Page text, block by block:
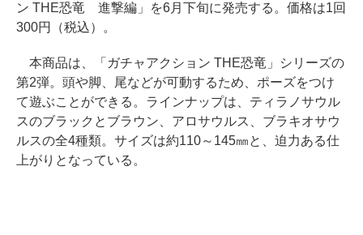
ン THE恐竜 進撃編」を6月下旬に発売する。価格は1回
300円（税込）。
本商品は、「ガチャアクション THE恐竜」シリーズの
第2弾。頭や脚、尾などが可動するため、ポーズをつけ
て遊ぶことができる。ラインナップは、ティラノサウル
スのブラックとブラウン、アロサウルス、ブラキオサウ
ルスの全4種類。サイズは約110～145㎜と、迫力ある仕
上がりとなっている。